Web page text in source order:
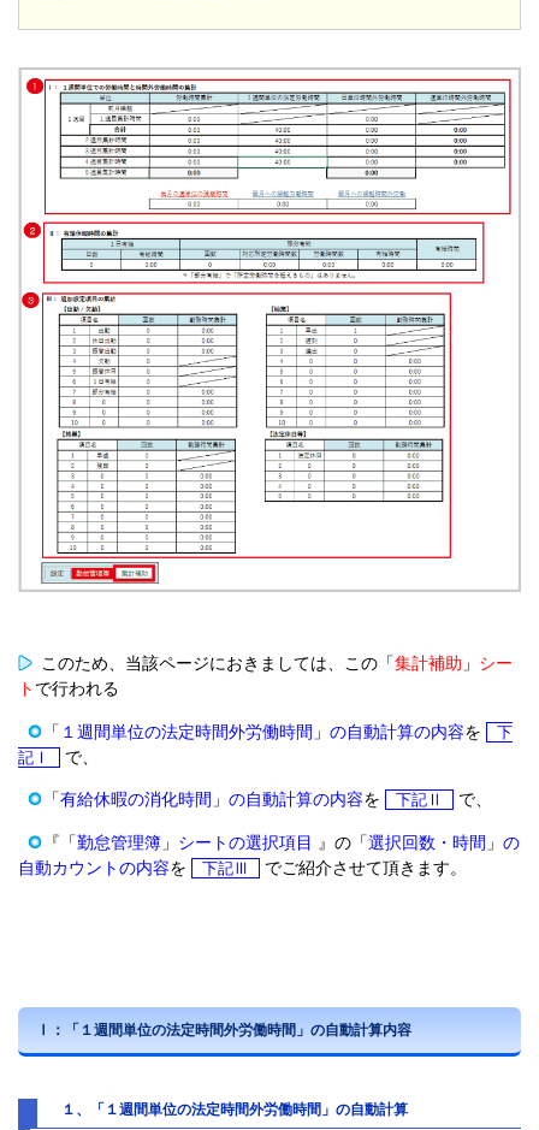
このため、当該ページにおきましては、この「集計補助 」 シー
ト で行われる
「 １週間単位の法定時間外労働時間 」 の自動計算の内容を
下
記Ⅰ
で、
「有給休暇の消化時間 」 の自動計算の内容を 下記Ⅱ で、
『「勤怠管理簿 」 シートの選択項目 』の「選択回数・時間 」 の
自動カウントの内容を 下記Ⅲ でご紹介させて頂きます。
Ⅰ：「１週間単位の法定時間外労働時間」の自動計算内容
１、「１週間単位の法定時間外労働時間」の自動計算